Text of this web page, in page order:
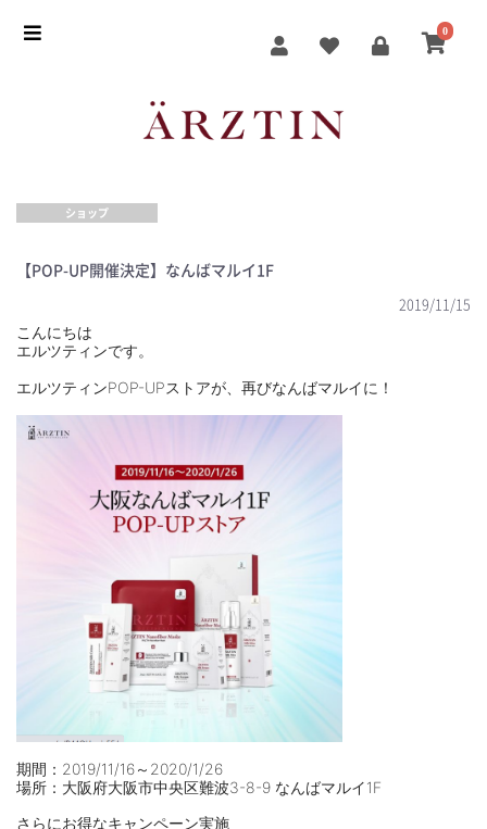
0
ショップ
【POP-UP開催決定】なんばマルイ1F
2019/11/15
こんにちは
エルツティンです。
エルツティンPOP-UPストアが、再びなんばマルイに！
期間：2019/11/16～2020/1/26
場所：大阪府大阪市中央区難波3-8-9 なんばマルイ1F
さらにお得なキャンペーン実施